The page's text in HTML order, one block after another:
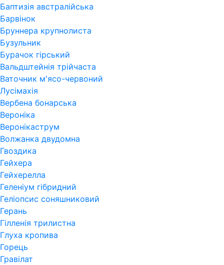
Баптизія австралійська
Барвінок
Бруннера крупнолиста
Бузульник
Бурачок гірський
Вальдштейнія трійчаста
Ваточник м'ясо-червоний
Лусімахія
Вербена бонарська
Вероніка
Веронікаструм
Волжанка двудомна
Гвоздика
Гейхера
Гейхерелла
Геленіум гібридний
Геліопсис соняшниковий
Герань
Гiлленiя трилистна
Глуха кропива
Горець
Гравілат